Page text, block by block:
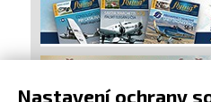
Nastavení ochrany